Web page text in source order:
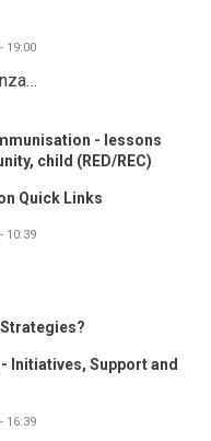
19:00
- lessons
child (RED/REC)
Quick Links
10:39
Strategies?
Initiatives, Support and
16:39